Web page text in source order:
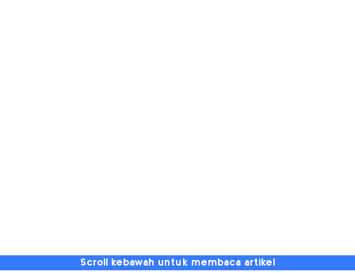
Scroll kebawah untuk membaca artikel